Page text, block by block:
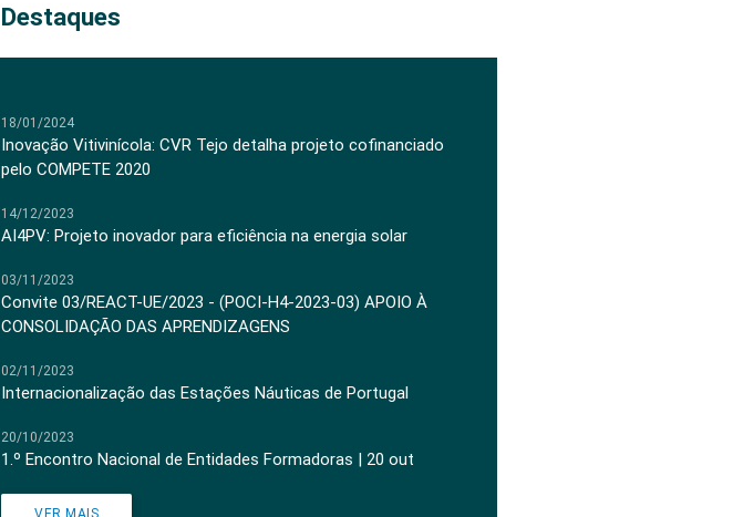
Destaques
18/01/2024
Inovação Vitivinícola: CVR Tejo detalha projeto cofinanciado
pelo COMPETE 2020
14/12/2023
AI4PV: Projeto inovador para eficiência na energia solar
03/11/2023
Convite 03/REACT-UE/2023 - (POCI-H4-2023-03) APOIO À
CONSOLIDAÇÃO DAS APRENDIZAGENS
02/11/2023
Internacionalização das Estações Náuticas de Portugal
20/10/2023
1.º Encontro Nacional de Entidades Formadoras | 20 out
VER MAIS